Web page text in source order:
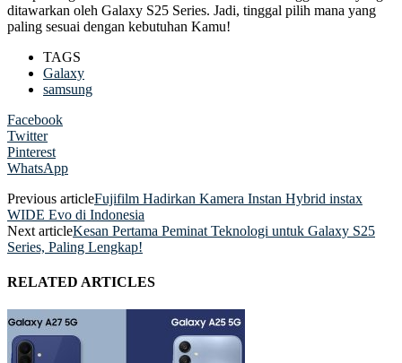
ditawarkan oleh Galaxy S25 Series. Jadi, tinggal pilih mana yang
paling sesuai dengan kebutuhan Kamu!
TAGS
Galaxy
samsung
Facebook
Twitter
Pinterest
WhatsApp
Previous articleFujifilm Hadirkan Kamera Instan Hybrid instax
WIDE Evo di Indonesia
Next articleKesan Pertama Peminat Teknologi untuk Galaxy S25
Series, Paling Lengkap!
RELATED ARTICLES